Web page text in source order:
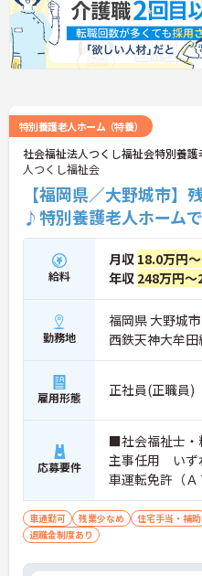
特別養護老人ホーム（特養）
社会福祉法人つくし福祉会特別養
人つくし福祉会
【福岡県／大野城市】
♪特別養護老人ホーム
給料
月収 18.0万円
年収 248万円～
勤務地
福岡県 大野城
西鉄天神大牟
雇用形態 正社員(正職員)
応募要件
■社会福祉士・
主事任用 いず
車運転免許（Ａ
車通勤可 残業少なめ 住宅手当・補助
退職金制度あり